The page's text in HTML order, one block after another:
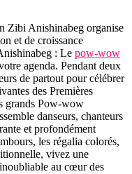
Zibi Anishinabeg organise
et de croissance
: Le pow-wow
agenda. Pendant deux
de partout pour célébrer
des Premières
grands Pow-wow
danseurs, chanteurs
et profondément
les régalia colorés,
vivez une
au cœur des